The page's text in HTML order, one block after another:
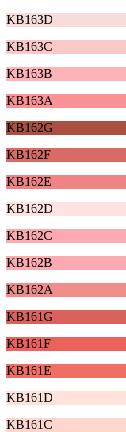
KB163D
KB163C
KB163B
KB163A
KB162G
KB162F
KB162E
KB162D
KB162C
KB162B
KB162A
KB161G
KB161F
KB161E
KB161D
KB161C